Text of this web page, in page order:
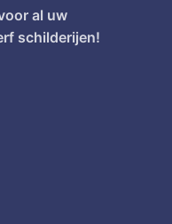
al uw
schilderijen!